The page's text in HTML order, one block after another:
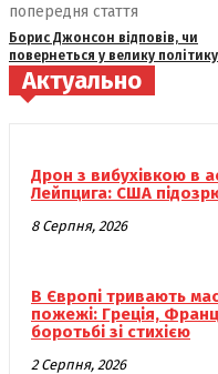
попередня стаття
Борис Джонсон відповів, чи
повернеться у велику політику
Актуально
Дрон з вибухівкою в
Лейпцига: США
8 Серпня, 2026
В Європі тривають
пожежі: Греція,
боротьбі зі стихією
2 Серпня, 2026